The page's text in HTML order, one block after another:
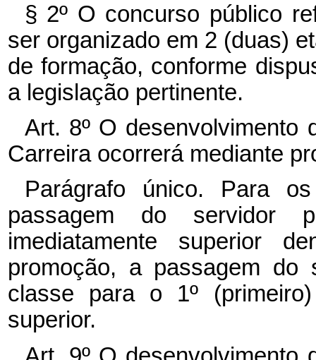
§ 2º O concurso público
ser organizado em 2 (duas)
de formação, conforme
a legislação pertinente.
Art. 8º O desenvolvimento
Carreira ocorrerá mediante
Parágrafo único. Para
passagem do servidor
imediatamente superior
promoção, a passagem
classe para o 1º
superior.